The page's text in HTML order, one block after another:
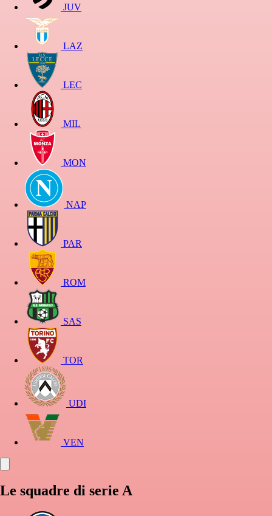
JUV
LAZ
LEC
MIL
MON
NAP
PAR
ROM
SAS
TOR
UDI
VEN
Le squadre di serie A